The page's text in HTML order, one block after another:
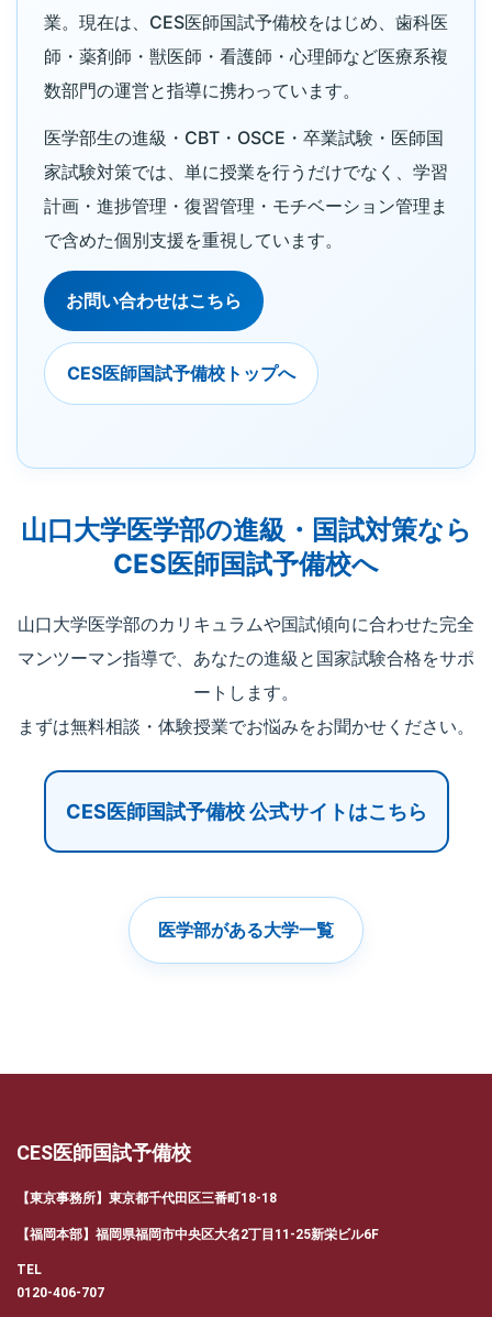
業。現在は、CES医師国試予備校をはじめ、歯科医
師・薬剤師・獣医師・看護師・心理師など医療系複
数部門の運営と指導に携わっています。
医学部生の進級・CBT・OSCE・卒業試験・医師国
家試験対策では、単に授業を行うだけでなく、学習
計画・進捗管理・復習管理・モチベーション管理ま
で含めた個別支援を重視しています。
お問い合わせはこちら
CES医師国試予備校トップへ
山口大学医学部の進級・国試対策なら
CES医師国試予備校へ
山口大学医学部のカリキュラムや国試傾向に合わせた完全
マンツーマン指導で、あなたの進級と国家試験合格をサポ
ートします。
まずは無料相談・体験授業でお悩みをお聞かせください。
CES医師国試予備校 公式サイトはこちら
医学部がある大学一覧
CES医師国試予備校
【東京事務所】東京都千代田区三番町18-18
【福岡本部】福岡県福岡市中央区大名2丁目11-25新栄ビル6F
TEL
0120-406-707